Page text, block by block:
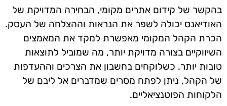
בהקשר של קידום אתרים מקומי, הבחירה המדויקת של
האודיאנס יכולה לשפר את הנראות וההצלחה של העסק.
הכרת הקהל המקומי מאפשרת למקד את המאמצים
השיווקיים בצורה מדויקת יותר, מה שמוביל לתוצאות
טובות יותר. כשלוקחים בחשבון את הצרכים וההעדפות
של הקהל, ניתן לפתח מסרים שמדברים אל ליבם של
הלקוחות הפוטנציאליים.